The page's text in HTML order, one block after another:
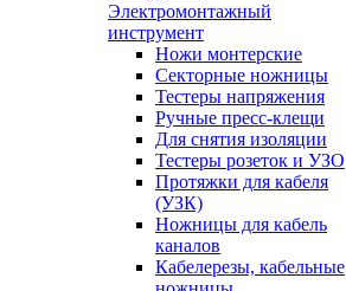
Электромонтажный
инструмент
Ножи монтерские
Секторные ножницы
Тестеры напряжения
Ручные пресс-клещи
Для снятия изоляции
Тестеры розеток и УЗО
Протяжки для кабеля
(УЗК)
Ножницы для кабель
каналов
Кабелерезы, кабельные